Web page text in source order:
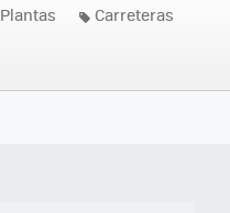
Plantas Carreteras